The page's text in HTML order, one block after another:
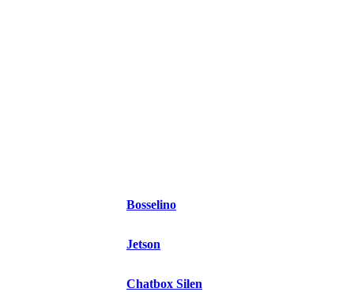
Bosselino
Jetson
Chatbox Silen